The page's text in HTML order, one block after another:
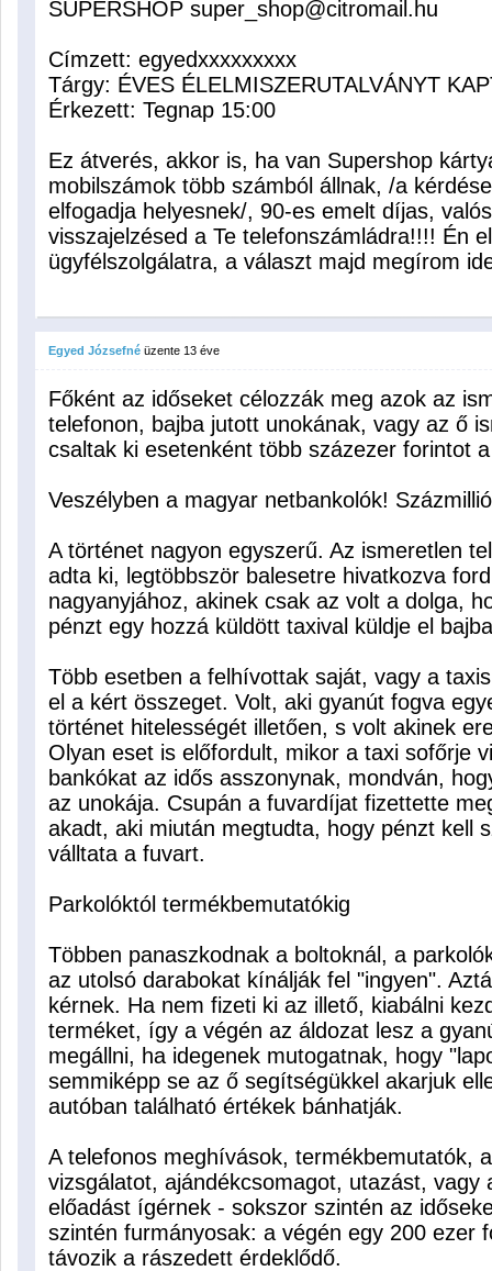
SUPERSHOP super_shop@citromail.hu
Címzett: egyedxxxxxxxxx
Tárgy: ÉVES ÉLELMISZERUTALVÁNYT
Érkezett: Tegnap 15:00
Ez átverés, akkor is, ha van Supershop
mobilszámok több számból állnak, /a
elfogadja helyesnek/, 90-es emelt díjas,
visszajelzésed a Te telefonszámládra!!!! Én
ügyfélszolgálatra, a választ majd megírom
Egyed Józsefné üzente 13 éve
Főként az időseket célozzák meg azok az
telefonon, bajba jutott unokának, vagy az ő
csaltak ki esetenként több százezer forintot
Veszélyben a magyar netbankolók!
A történet nagyon egyszerű. Az ismeretlen
adta ki, legtöbbször balesetre hivatkozva
nagyanyjához, akinek csak az volt a dolga,
pénzt egy hozzá küldött taxival küldje el
Több esetben a felhívottak saját, vagy a
el a kért összeget. Volt, aki gyanút fogva
történet hitelességét illetően, s volt akinek
Olyan eset is előfordult, mikor a taxi sofőrje
bankókat az idős asszonynak, mondván,
az unokája. Csupán a fuvardíjat fizettette
akadt, aki miután megtudta, hogy pénzt kell
válltata a fuvart.
Parkolóktól termékbemutatókig
Többen panaszkodnak a boltoknál, a
az utolsó darabokat kínálják fel "ingyen".
kérnek. Ha nem fizeti ki az illető, kiabálni
terméket, így a végén az áldozat lesz a
megállni, ha idegenek mutogatnak, hogy
semmiképp se az ő segítségükkel akarjuk
autóban található értékek bánhatják.
A telefonos meghívások, termékbemutatók,
vizsgálatot, ajándékcsomagot, utazást, vagy
előadást ígérnek - sokszor szintén az
szintén furmányosak: a végén egy 200 ezer
távozik a rászedett érdeklődő.